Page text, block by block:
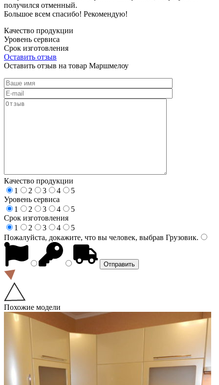
получился отменный.
Большое всем спасибо! Рекомендую!
Качество продукции
Уровень сервиса
Срок изготовления
Оставить отзыв
Оставить отзыв на товар Маршмелоу
Качество продукции
1
2 3 4
5
Уровень сервиса
1
2 3 4
5
Срок изготовления
1
2 3 4
5
Пожалуйста, докажите, что вы человек, выбрав Грузовик.
Похожие модели